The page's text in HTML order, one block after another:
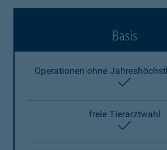
Basis
Operationen ohne
freie Tierarztwahl